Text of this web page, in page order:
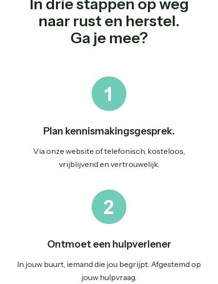
In drie stappen op weg
naar rust en herstel.
Ga je mee?
Plan kennismakingsgesprek.
Via onze website of telefonisch, kosteloos,
vrijblijvend en vertrouwelijk.
Ontmoet een hulpverlener
In jouw buurt, iemand die jou begrijpt. Afgestemd op
jouw hulpvraag.